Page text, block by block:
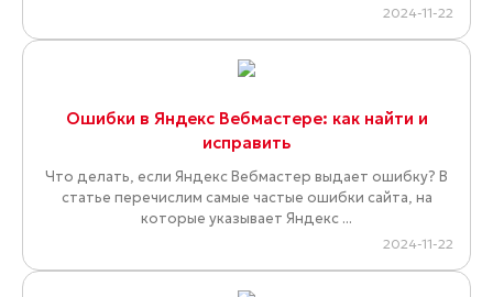
2024-11-22
Ошибки в Яндекс Вебмастере: как найти и
исправить
Что делать, если Яндекс Вебмастер выдает ошибку? В
статье перечислим самые частые ошибки сайта, на
которые указывает Яндекс ...
2024-11-22